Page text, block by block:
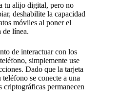
tu alijo digital, pero no
deshabilite la capacidad
móviles al poner el
de línea.
de interactuar con los
simplemente use
Dado que la tarjeta
se conecte a una
criptográficas permanecen